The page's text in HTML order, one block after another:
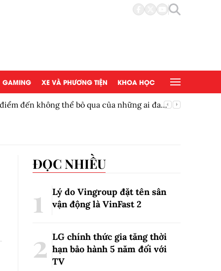
GAMING XE VÀ PHƯƠNG TIỆN KHOA HỌC
đến không thể bỏ qua của những ai đam
ĐỌC NHIỀU
Lý do Vingroup đặt tên sân
vận động là VinFast2
LG chính thức gia tăng thời
hạn bảo hành 5 năm đối với
TV